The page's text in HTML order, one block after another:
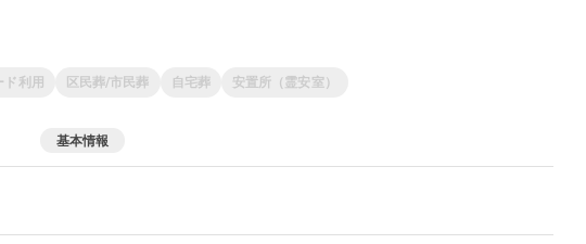
ド利用 区民葬/市民葬 自宅葬 安置所（霊安室）
基本情報